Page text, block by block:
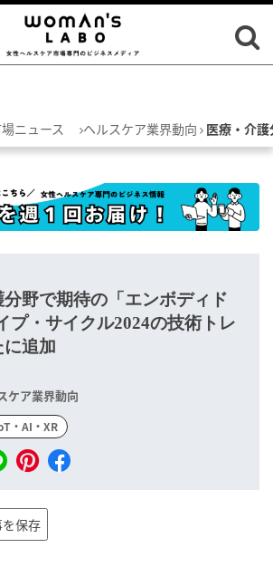
ニュース ヘルスケア業界動向 医療・介
分野で期待の「エンボディド
プ・サイクル2024の技術トレ
に追加
ケア業界動向
・AI・XR
保存